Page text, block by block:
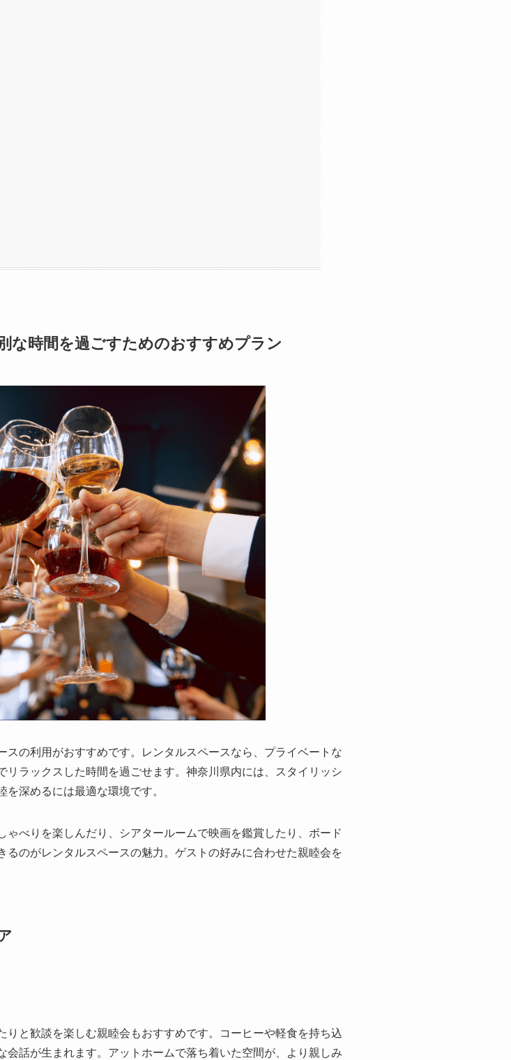
な時間を過ごすためのおすすめプラン
の利用がおすすめです。レンタルスペースなら、プライベートな
ラックスした時間を過ごせます。神奈川県内には、スタイリッシ
深めるには最適な環境です。
べりを楽しんだり、シアタールームで映画を鑑賞したり、ボード
のがレンタルスペースの魅力。ゲストの好みに合わせた親睦会を
と歓談を楽しむ親睦会もおすすめです。コーヒーや軽食を持ち込
話が生まれます。アットホームで落ち着いた空間が、より親しみ